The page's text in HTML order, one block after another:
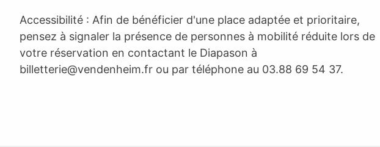
Accessibilité : Afin de bénéficier d'une place adaptée et prioritaire,
pensez à signaler la présence de personnes à mobilité réduite lors de
votre réservation en contactant le Diapason à
billetterie@vendenheim.fr ou par téléphone au 03.88 69 54 37.